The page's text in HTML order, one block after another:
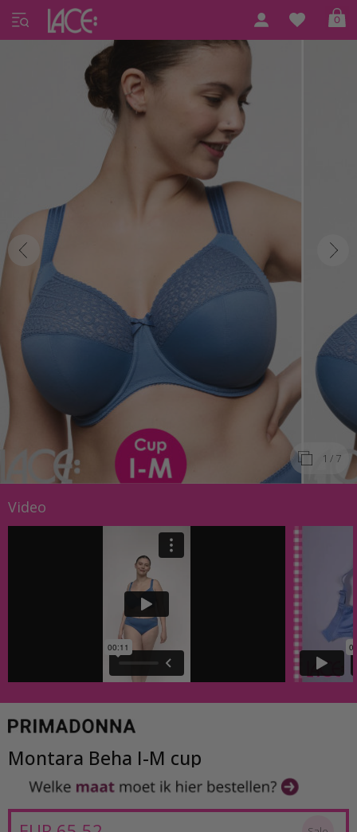
0
Home PrimaDonna Lingerie
1 / 7
Video
Montara Beha I-M cup